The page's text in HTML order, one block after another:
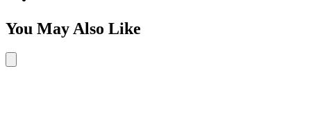
You May Also Like